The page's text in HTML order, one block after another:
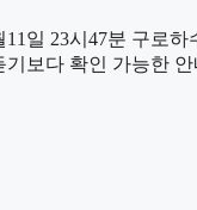
일 23시47분 구로
보다 확인 가능한